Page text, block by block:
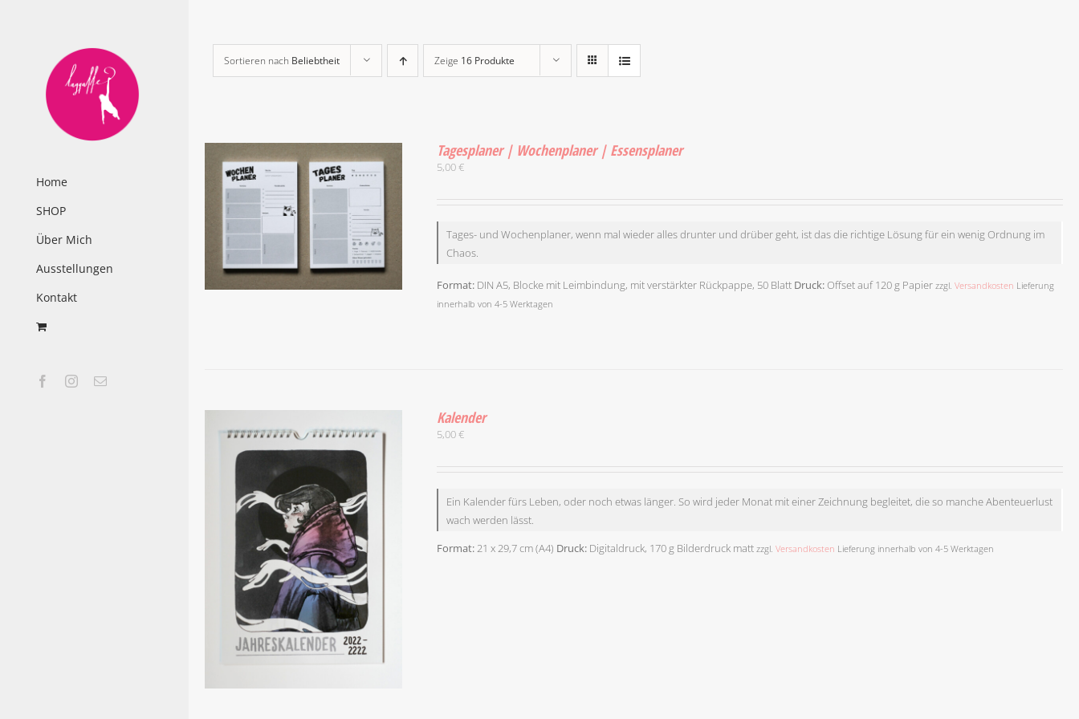
Home
SHOP
Über Mich
Ausstellungen
Kontakt
FacebookInstagram
E-
Sortieren nach Beliebtheit Zeige 16 Produkte
AUF.
OPTIONEN
KÖNNEN
DER
PRODUKTSEITE
GEWÄHLT
WERDEN
Tagesplaner | Wochenplaner | Essensplaner
5,00€
Tages- und Wochenplaner, wenn mal wieder alles drunter und drüber geht, ist das die richtige Lösung für ein wenig Ordnung im
Chaos.
Format:DIN A5, Blocke mit Leimbindung, mit verstärkter Rückpappe, 50 Blatt Druck:Offset auf 120 g Papier zzgl. Versandkosten Lieferung
innerhalb von 4-5 Werktagen
Kalender
5,00€
Ein Kalender fürs Leben, oder noch etwas länger. So wird jeder Monat mit einer Zeichnung begleitet, die so manche Abenteuerlust
wach werden lässt.
Format:21 x 29,7 cm (A4) Druck:Digitaldruck, 170 g Bilderdruck matt zzgl. Versandkosten Lieferung innerhalb von 4-5 Werktagen